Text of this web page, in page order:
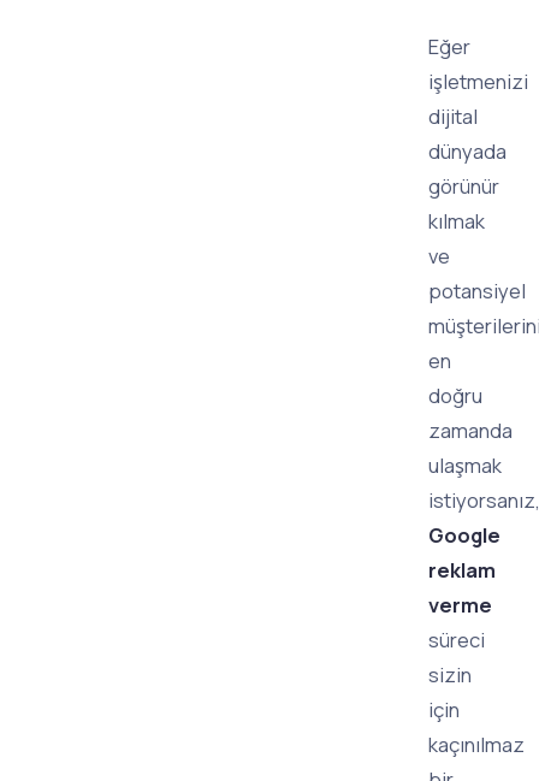
Eğer
işletmenizi
dijital
dünyada
görünür
kılmak
ve
potansiyel
en
doğru
zamanda
ulaşmak
istiyorsanız,
Google
reklam
verme
süreci
sizin
için
kaçınılmaz